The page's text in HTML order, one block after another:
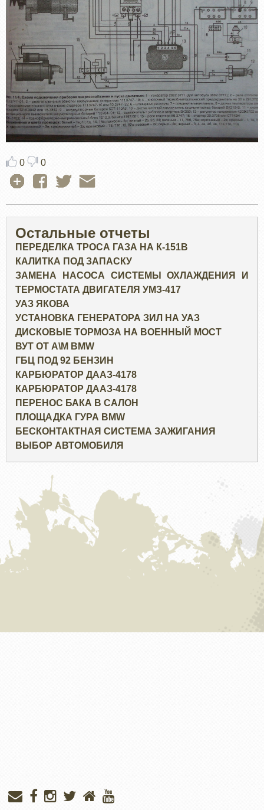
0 0
Остальные отчеты
ПЕРЕДЕЛКА ТРОСА ГАЗА НА К-151В
КАЛИТКА ПОД ЗАПАСКУ
ЗАМЕНА НАСОСА СИСТЕМЫ ОХЛАЖДЕНИЯ И
ТЕРМОСТАТА ДВИГАТЕЛЯ УМЗ-417
УАЗ ЯКОВА
УСТАНОВКА ГЕНЕРАТОРА ЗИЛ НА УАЗ
ДИСКОВЫЕ ТОРМОЗА НА ВОЕННЫЙ МОСТ
ВУТ ОТ А\М BMW
ГБЦ ПОД 92 БЕНЗИН
КАРБЮРАТОР ДААЗ-4178
КАРБЮРАТОР ДААЗ-4178
ПЕРЕНОС БАКА В САЛОН
ПЛОЩАДКА ГУРА BMW
БЕСКОНТАКТНАЯ СИСТЕМА ЗАЖИГАНИЯ
ВЫБОР АВТОМОБИЛЯ